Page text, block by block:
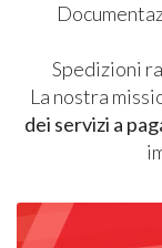
Spedizioni
La nostra
dei servizi a